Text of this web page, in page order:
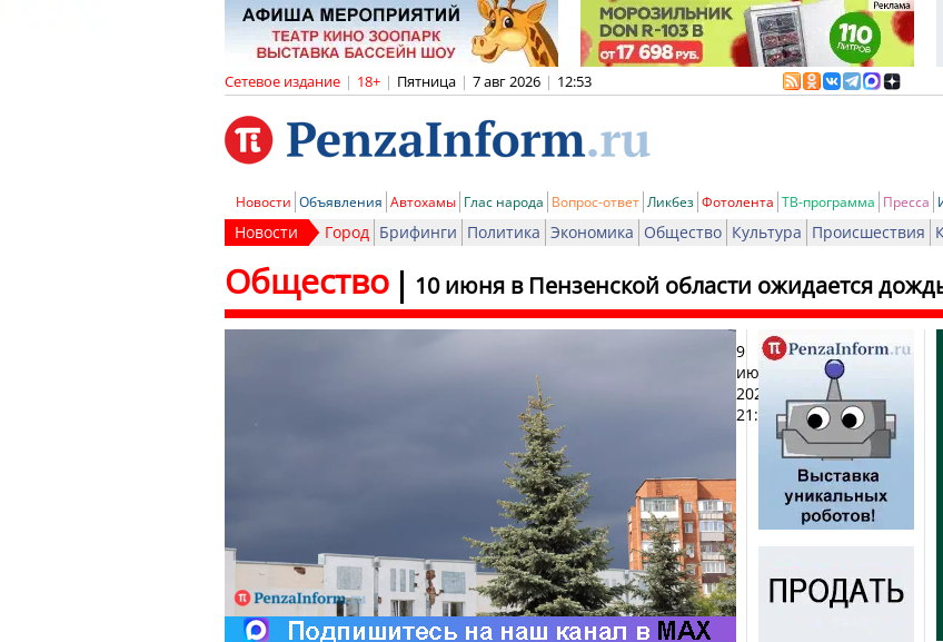
Сетевое издание | 18+ | Пятница | 7 авг 2026 | 12:53
Новости Объявления Автохамы Глас народа Вопрос-ответ Ликбез Фотолента ТВ-программа Пресса
Новости Город Брифинги Политика Экономика Общество Культура Происшествия
10 июня в Пензенской области ожидается
Общество
9
июня
2025,
21:10